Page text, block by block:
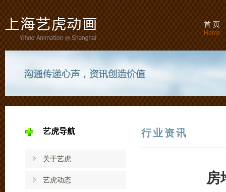
首 页
Home
艺虎导航
关于艺虎
艺虎动态
行业资讯
房